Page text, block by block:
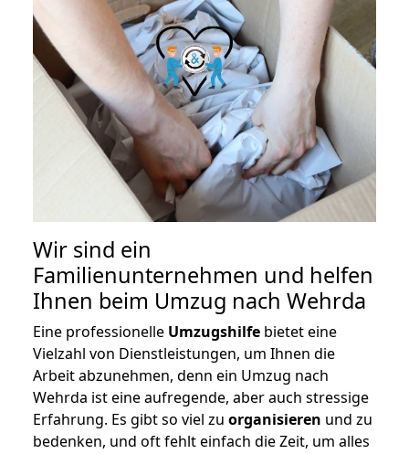
Wir sind ein
Familienunternehmen und helfen
Ihnen beim Umzug nach Wehrda
Eine professionelle Umzugshilfe bietet eine
Vielzahl von Dienstleistungen, um Ihnen die
Arbeit abzunehmen, denn ein Umzug nach
Wehrda ist eine aufregende, aber auch stressige
Erfahrung. Es gibt so viel zu organisieren und zu
bedenken, und oft fehlt einfach die Zeit, um alles